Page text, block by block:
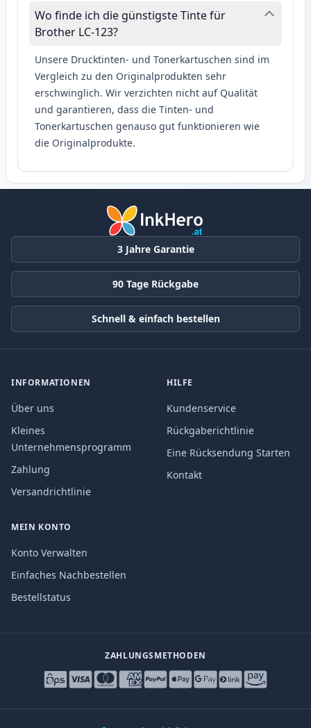
Wo finde ich die günstigste Tinte für
Brother LC-123?
Unsere Drucktinten- und Tonerkartuschen sind im
Vergleich zu den Originalprodukten sehr
erschwinglich. Wir verzichten nicht auf Qualität
und garantieren, dass die Tinten- und
Tonerkartuschen genauso gut funktionieren wie
die Originalprodukte.
3 Jahre Garantie
90 Tage Rückgabe
Schnell & einfach bestellen
INFORMATIONEN
Über uns
Kleines
Unternehmensprogramm
Zahlung
Versandrichtlinie
HILFE
Kundenservice
Rückgaberichtlinie
Eine Rücksendung Starten
Kontakt
MEIN KONTO
Konto Verwalten
Einfaches Nachbestellen
Bestellstatus
ZAHLUNGSMETHODEN